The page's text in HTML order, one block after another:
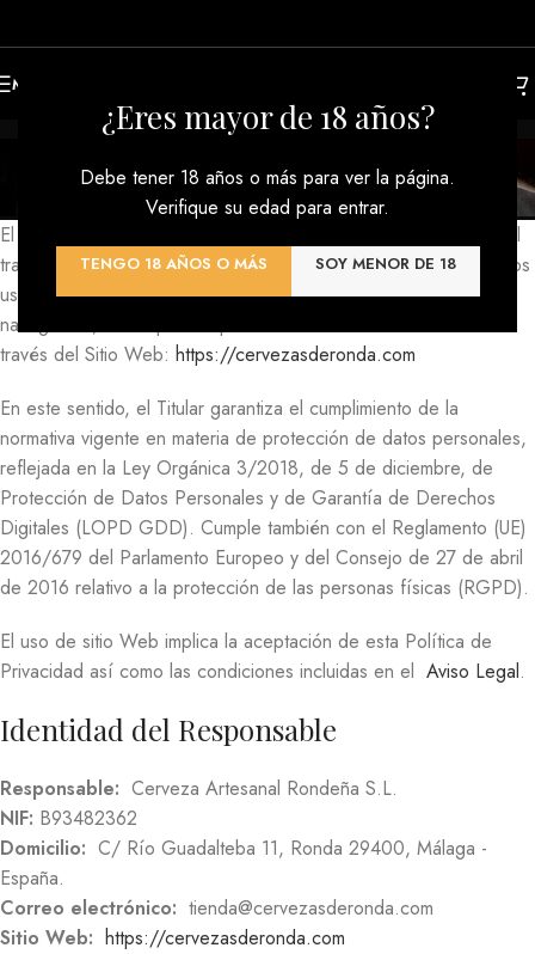
¿Eres mayor de 18 años?
Debe tener 18 años o más para ver la página.
Verifique su edad para entrar.
TENGO 18 AÑOS O MÁS SOY MENOR DE 18
MENU
Política de Privacidad
Inicio/Política de Privacidad
El Titular le informa sobre su Política de Privacidad respecto del
tratamiento y protección de los datos de carácter personal de los
usuarios y clientes que puedan ser recabados durante la
navegación, al comprar un producto o al contratar un servicio a
través del Sitio Web: https://cervezasderonda.com
En este sentido, el Titular garantiza el cumplimiento de la
normativa vigente en materia de protección de datos personales,
reflejada en la Ley Orgánica 3/2018, de 5 de diciembre, de
Protección de Datos Personales y de Garantía de Derechos
Digitales (LOPD GDD). Cumple también con el Reglamento (UE)
2016/679 del Parlamento Europeo y del Consejo de 27 de abril
de 2016 relativo a la protección de las personas físicas (RGPD).
El uso de sitio Web implica la aceptación de esta Política de
Privacidad así como las condiciones incluidas en el Aviso Legal.
Identidad del Responsable
Responsable: Cerveza Artesanal Rondeña S.L.
NIF: B93482362
Domicilio: C/ Río Guadalteba 11, Ronda 29400, Málaga -
España.
Correo electrónico: tienda@cervezasderonda.com
Sitio Web: https://cervezasderonda.com